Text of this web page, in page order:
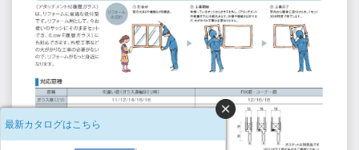
最新カタログはこちら